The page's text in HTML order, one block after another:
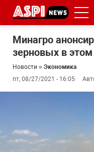
Минагро
зерновых в
Новости » Экономика
пт, 08/27/2021 - 16:05
корупцією